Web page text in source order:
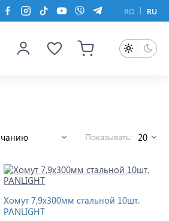
RO RU
Показывать:
Хомут 7,9x300мм стальной 10шт.
PANLIGHT